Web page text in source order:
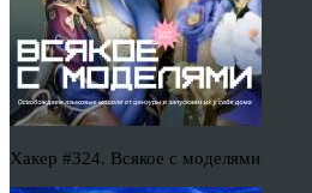
Хакер #324. Всякое с моделями